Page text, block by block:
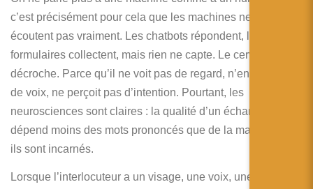
日本語
Español
c’est précisément pour cela que les machines ne nous
écoutent pas vraiment. Les chatbots répondent, les
formulaires collectent, mais rien ne capte. Le cerveau
décroche. Parce qu’il ne voit pas de regard, n’entend pas
de voix, ne perçoit pas d’intention. Pourtant, les
neurosciences sont claires : la qualité d’un échange
dépend moins des mots prononcés que de la manière dont
ils sont incarnés.
Lorsque l’interlocuteur a un visage, une voix, une